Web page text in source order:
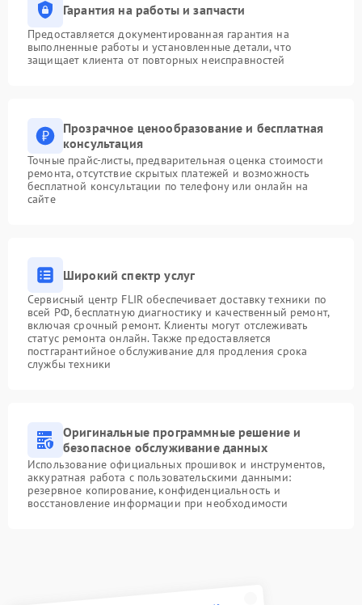
Гарантия на работы и запчасти
Предоставляется документированная гарантия на
выполненные работы и установленные детали, что
защищает клиента от повторных неисправностей
Прозрачное ценообразование и бесплатная
консультация
Точные прайс-листы, предварительная оценка стоимости
ремонта, отсутствие скрытых платежей и возможность
бесплатной консультации по телефону или онлайн на
сайте
Широкий спектр услуг
Сервисный центр FLIR обеспечивает доставку техники по
всей РФ, бесплатную диагностику и качественный ремонт,
включая срочный ремонт. Клиенты могут отслеживать
статус ремонта онлайн. Также предоставляется
постгарантийное обслуживание для продления срока
службы техники
Оригинальные программные решение и
безопасное обслуживание данных
Использование официальных прошивок и инструментов,
аккуратная работа с пользовательскими данными:
резервное копирование, конфиденциальность и
восстановление информации при необходимости